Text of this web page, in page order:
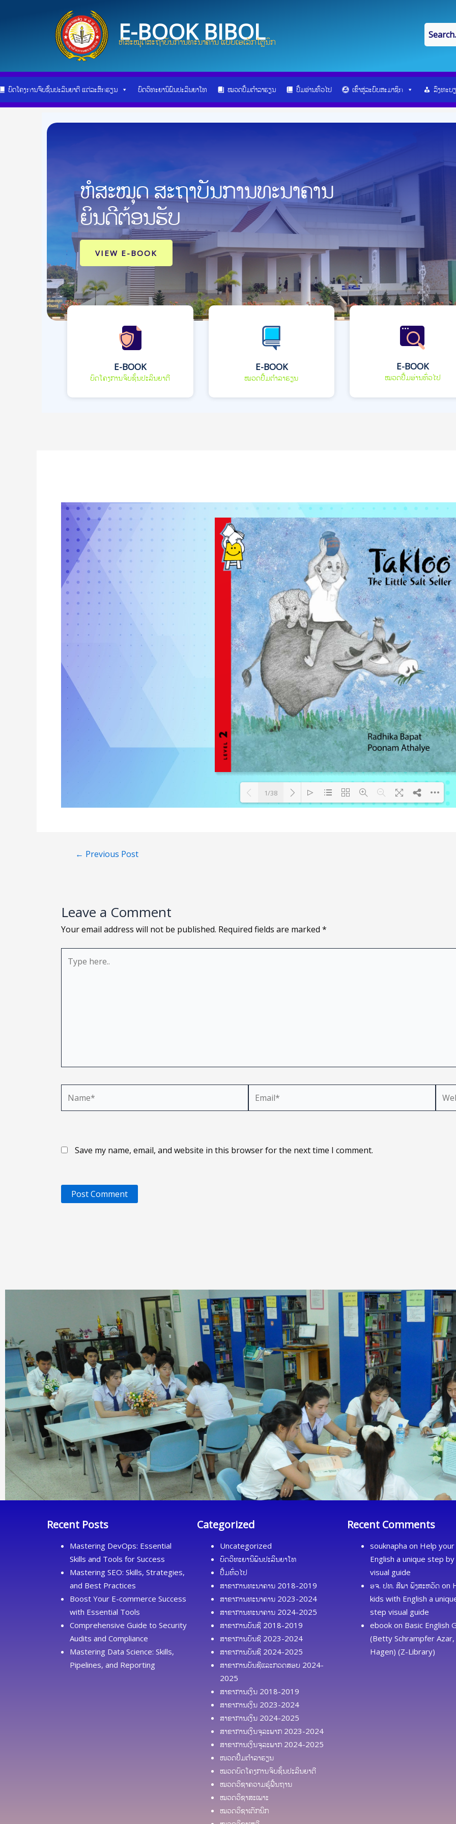
E-BOOK BIBOL
ຫໍສະໝຸດສະຖາບັນການທະນາຄານ ແບບເອເລັກໂຕຼນິກ
ບົດໂຄງການຈົບຊັ້ນປະລິນຍາຕີ ແຕ່ລະສົກຮຽນ ບົດວິທະຍານິພົນປະລິນຍາໂທ ໝວດປື້ມຕຳລາຮຽນ ປື້ມອ່ານທົ່ວໄປ ເຂົ້າສູ່ລະບົບສະມາຊິກ ລົງທະບ
ຫໍສະໝຸດ ສະຖາບັນການທະນາຄານ
ຍິນດີຕ້ອນຮັບ
VIEW E-BOOK
E-BOOK
ບົດໂຄງການຈົບຊັ້ນປະລິນຍາຕີ
E-BOOK
ໝວດປື້ມຕຳລາຮຽນ
E-BOOK
ໝວດປື້ມອ່ານທົ່ວໄປ
1/38
navigation
← Previous Post
Leave a Comment
Your email address will not be published. Required fields are marked *
here..
Save my name, email, and website in this browser for the next time I comment.
Recent Posts
Mastering DevOps: Essential
Skills and Tools for Success
Mastering SEO: Skills, Strategies,
and Best Practices
Boost Your E-commerce Success
with Essential Tools
Comprehensive Guide to Security
Audits and Compliance
Mastering Data Science: Skills,
Pipelines, and Reporting
Categorized
Uncategorized
ບົດວິທະຍານິພົນປະລິນຍາໂທ
ປື້ມທົ່ວໄປ
ສາຂາການທະນາຄານ 2018-2019
ສາຂາການທະນາຄານ 2023-2024
ສາຂາການທະນາຄານ 2024-2025
ສາຂາການບັນຊີ 2018-2019
ສາຂາການບັນຊີ 2023-2024
ສາຂາການບັນຊີ 2024-2025
ສາຂາການບັນຊີແລະກວດສອບ 2024-
2025
ສາຂາການເງິນ 2018-2019
ສາຂາການເງິນ 2023-2024
ສາຂາການເງິນ 2024-2025
ສາຂາການເງິນຈຸລະພາກ 2023-2024
ສາຂາການເງິນຈຸລະພາກ 2024-2025
ໜວດປຶ້ມຕຳລາຮຽນ
ໝວດບົດໂຄງການຈົບຊັ້ນປະລິນຍາຕີ
ໝວດວິຊາຄວາມຮູ້ຟື້ນຖານ
ໝວດວິຊາສະເພາະ
ໝວດວິຊາເຕັກນິກ
Recent Comments
souknapha on Help
English a unique step
visual guide
ອຈ. ປທ. ສີພາ ພົງສະຫວັດ on
kids with English a
step visual guide
ebook on Basic English
(Betty Schrampfer Azar,
Hagen) (Z-Library)